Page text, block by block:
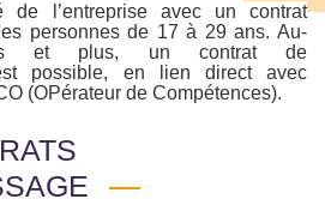
de l’entreprise avec un contrat
personnes de 17 à 29 ans. Au-
et plus, un contrat de
possible, en lien direct avec
(OPérateur de Compétences).